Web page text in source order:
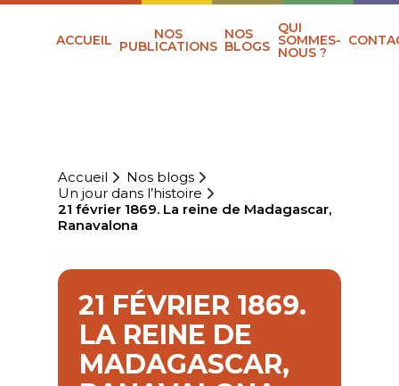
ACCUEIL NOS
PUBLICATIONS
NOS
BLOGS
QUI
SOMMES-
NOUS ?
Accueil
Nos blogs
Un jour dans l’histoire
21 février 1869. La reine de Madagascar,
Ranavalona
21 FÉVRIER 1869.
LA REINE DE
MADAGASCAR,